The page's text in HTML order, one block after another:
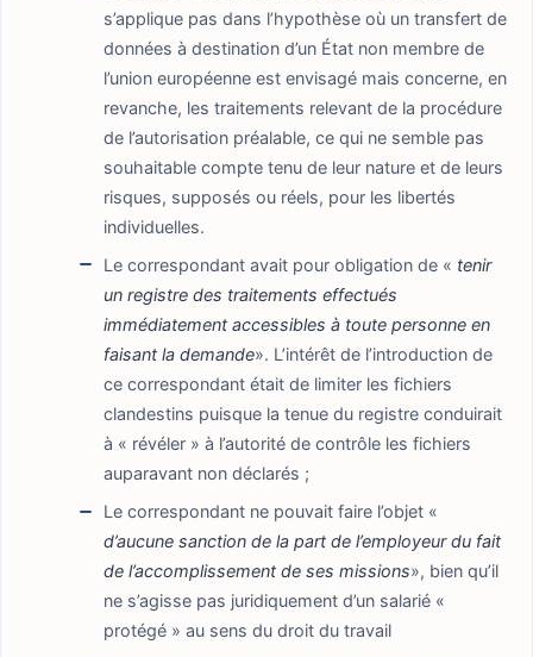
s’applique pas dans l’hypothèse où un transfert de
données à destination d’un État non membre de
l’union européenne est envisagé mais concerne, en
revanche, les traitements relevant de la procédure
de l’autorisation préalable, ce qui ne semble pas
souhaitable compte tenu de leur nature et de leurs
risques, supposés ou réels, pour les libertés
individuelles.
Le correspondant avait pour obligation de « tenir
un registre des traitements effectués
immédiatement accessibles à toute personne en
faisant la demande». L’intérêt de l’introduction de
ce correspondant était de limiter les fichiers
clandestins puisque la tenue du registre conduirait
à « révéler » à l’autorité de contrôle les fichiers
auparavant non déclarés ;
Le correspondant ne pouvait faire l’objet «
d’aucune sanction de la part de l’employeur du fait
de l’accomplissement de ses missions», bien qu’il
ne s’agisse pas juridiquement d’un salarié «
protégé » au sens du droit du travail